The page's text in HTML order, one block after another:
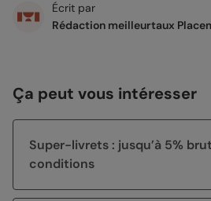
Écrit par
Rédaction meilleurtaux
Ça peut vous intéresser
Super-livrets : jusqu’à 5%
conditions